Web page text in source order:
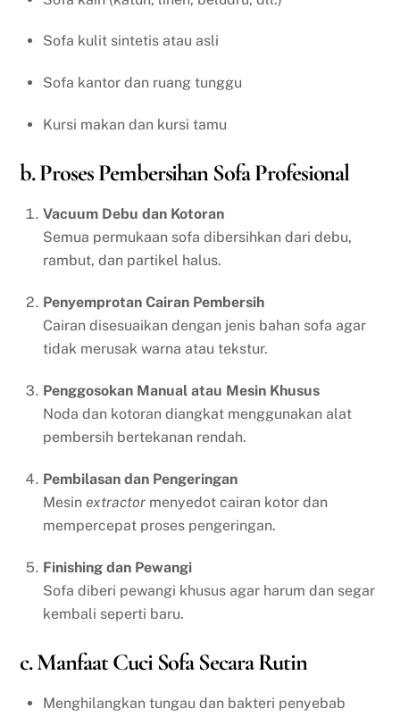
Sofa kulit sintetis atau asli
Sofa kantor dan ruang tunggu
Kursi makan dan kursi tamu
b. Proses Pembersihan Sofa Profesional
Vacuum Debu dan Kotoran
Semua permukaan sofa dibersihkan dari debu,
rambut, dan partikel halus.
Penyemprotan Cairan Pembersih
Cairan disesuaikan dengan jenis bahan sofa agar
tidak merusak warna atau tekstur.
Penggosokan Manual atau Mesin Khusus
Noda dan kotoran diangkat menggunakan alat
pembersih bertekanan rendah.
Pembilasan dan Pengeringan
Mesin extractor menyedot cairan kotor dan
mempercepat proses pengeringan.
Finishing dan Pewangi
Sofa diberi pewangi khusus agar harum dan segar
kembali seperti baru.
c. Manfaat Cuci Sofa Secara Rutin
Menghilangkan tungau dan bakteri penyebab